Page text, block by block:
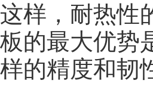
这样，耐热性
板的最大优势
样的精度和韧